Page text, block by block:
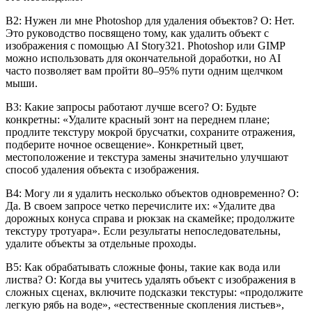
В2: Нужен ли мне Photoshop для удаления объектов? О: Нет.
Это руководство посвящено тому, как удалить объект с
изображения с помощью AI Story321. Photoshop или GIMP
можно использовать для окончательной доработки, но AI
часто позволяет вам пройти 80–95% пути одним щелчком
мыши.
В3: Какие запросы работают лучше всего? О: Будьте
конкретны: «Удалите красный зонт на переднем плане;
продлите текстуру мокрой брусчатки, сохраните отражения,
подберите ночное освещение». Конкретный цвет,
местоположение и текстура замены значительно улучшают
способ удаления объекта с изображения.
В4: Могу ли я удалить несколько объектов одновременно? О:
Да. В своем запросе четко перечислите их: «Удалите два
дорожных конуса справа и рюкзак на скамейке; продолжите
текстуру тротуара». Если результаты непоследовательны,
удалите объекты за отдельные проходы.
В5: Как обрабатывать сложные фоны, такие как вода или
листва? О: Когда вы учитесь удалять объект с изображения в
сложных сценах, включите подсказки текстуры: «продолжите
легкую рябь на воде», «естественные скопления листьев»,